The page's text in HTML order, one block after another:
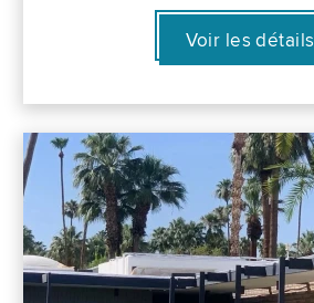
Voir les détails